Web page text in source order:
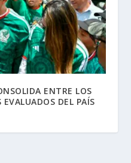
ENTRE LOS
EVALUADOS DEL PAÍS